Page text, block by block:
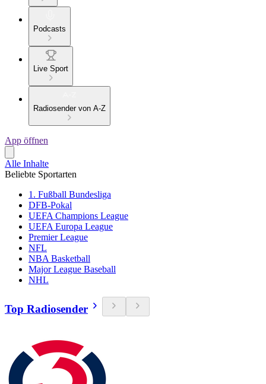
Podcasts
Live Sport
Radiosender von A-Z
App öffnen
Alle Inhalte
Beliebte Sportarten
1. Fußball Bundesliga
DFB-Pokal
UEFA Champions League
UEFA Europa League
Premier League
NFL
NBA Basketball
Major League Baseball
NHL
Top Radiosender